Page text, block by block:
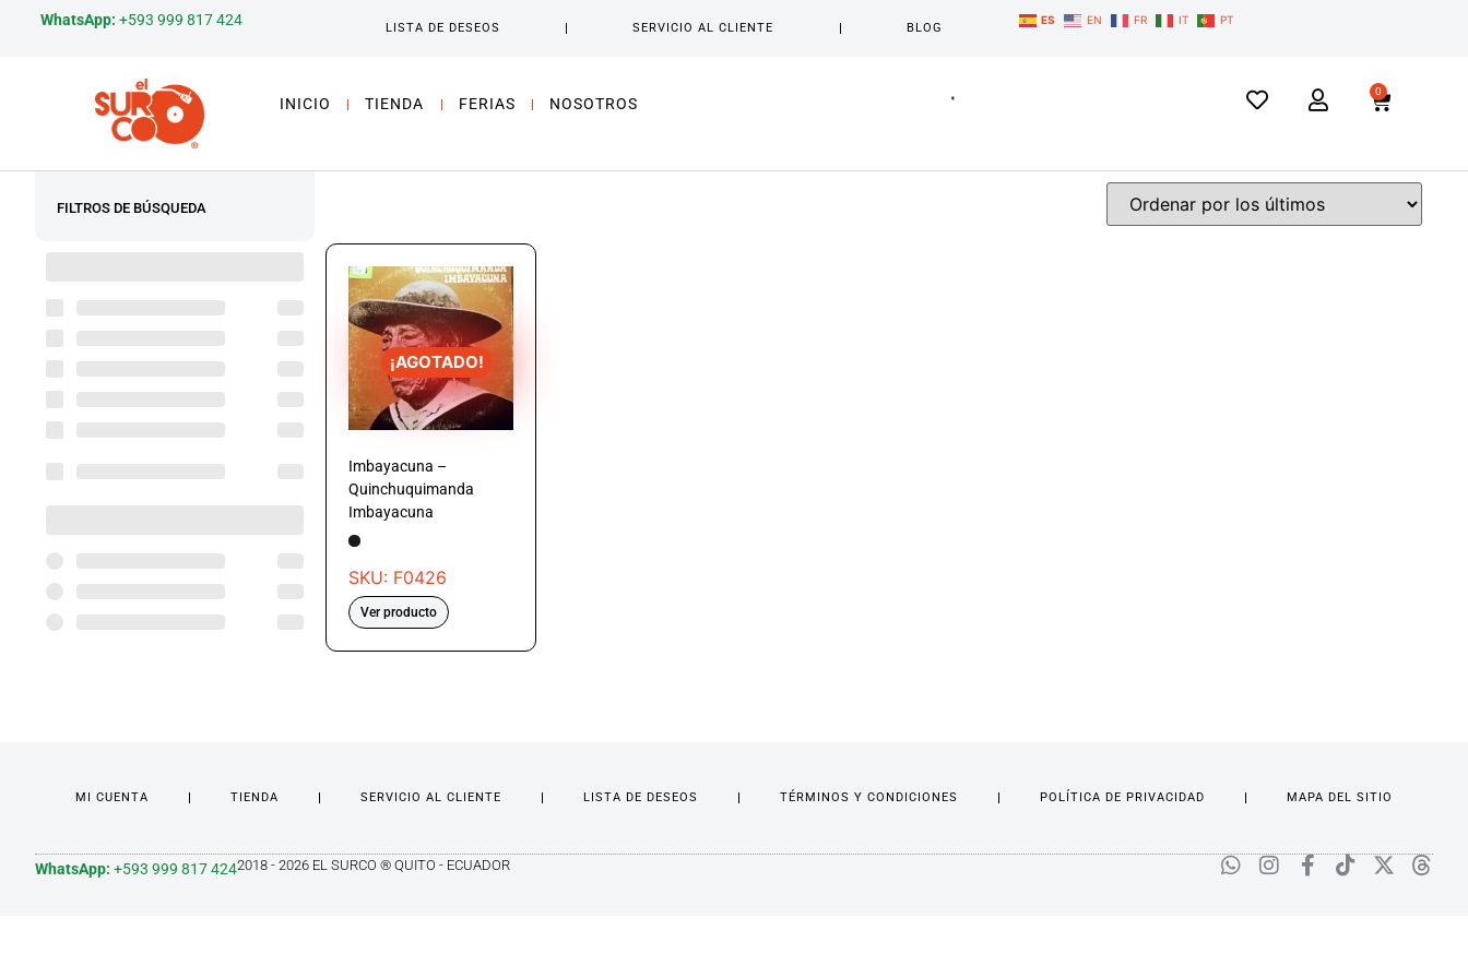
WhatsApp: +593 999 817 424 LISTA DE DESEOS SERVICIO AL CLIENTE BLOG
ES EN FR IT PT
INICIO TIENDA FERIAS NOSOTROS
0
FILTROS DE BÚSQUEDA
¡AGOTADO!
Imbayacuna –
Quinchuquimanda
Imbayacuna
SKU: F0426
Ver producto
MI CUENTA TIENDA SERVICIO AL CLIENTE LISTA DE DESEOS TÉRMINOS Y CONDICIONES POLÍTICA DE PRIVACIDAD MAPA DEL SITIO
WhatsApp: +593 999 817 4242018 - 2026 EL SURCO ® QUITO - ECUADOR